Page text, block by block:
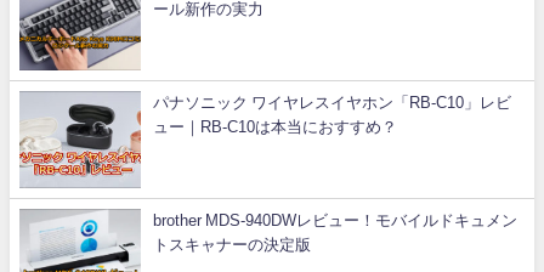
ール新作の実力
パナソニック ワイヤレスイヤホン「RB-C10」レビ
ュー｜RB-C10は本当におすすめ？
brother MDS-940DWレビュー！モバイルドキュメン
トスキャナーの決定版